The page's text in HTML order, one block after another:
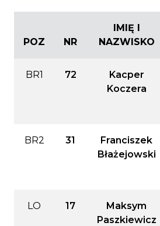
POZ NR
IMIĘ I
NAZWISKO
BR1 72
Kacper
Koczera
BR2 31
Franciszek
Błażejowski
LO 17
Maksym
Paszkiewicz